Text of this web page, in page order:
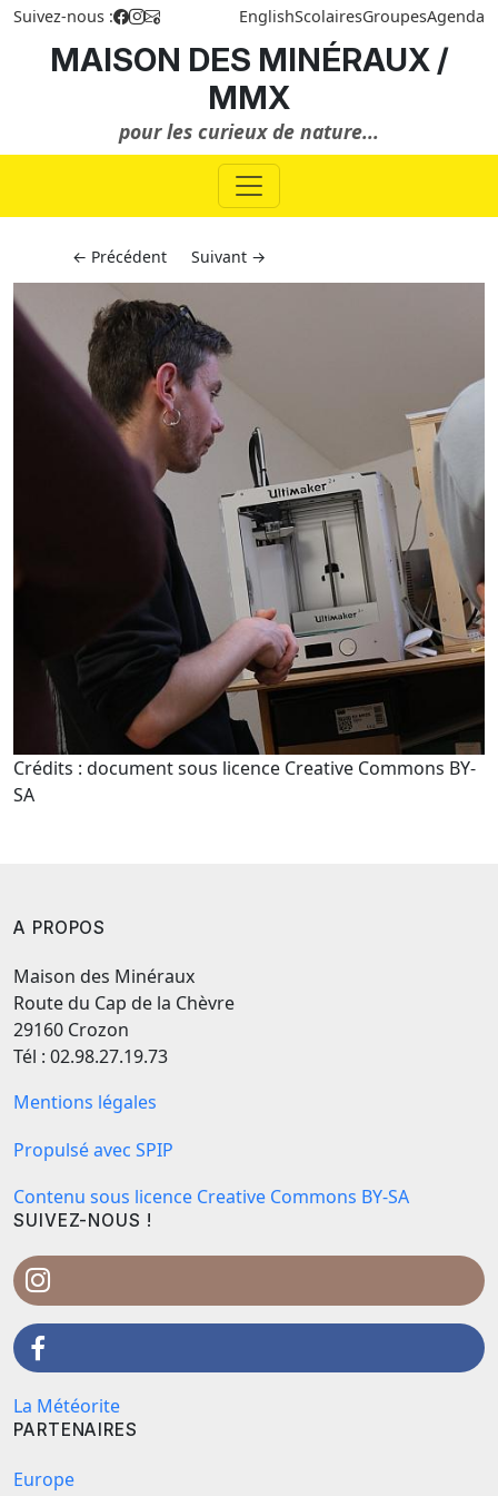
Suivez-nous : EnglishScolairesGroupesAgenda
MAISON DES MINÉRAUX /
MMX
pour les curieux de nature...
← Précédent Suivant →
Crédits : document sous licence Creative Commons BY-
SA
A PROPOS
Maison des Minéraux
Route du Cap de la Chèvre
29160 Crozon
Tél : 02.98.27.19.73
Mentions légales
Propulsé avec SPIP
Contenu sous licence Creative Commons BY-SA
SUIVEZ-NOUS !
La Météorite
PARTENAIRES
Europe